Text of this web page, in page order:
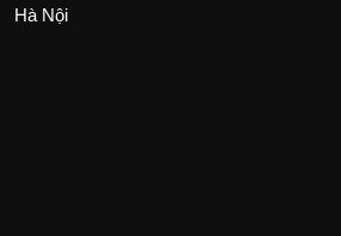
Hà Nội